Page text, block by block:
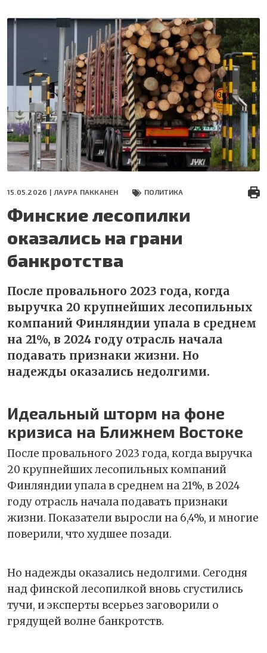
содержанию
15.05.2026 | ЛАУРА ПАККАНЕН ПОЛИТИКА
Финские лесопилки
оказались на грани
банкротства
После провального 2023 года, когда
выручка 20 крупнейших лесопильных
компаний Финляндии упала в среднем
на 21%, в 2024 году отрасль начала
подавать признаки жизни. Но
надежды оказались недолгими.
Идеальный шторм на фоне
кризиса на Ближнем Востоке
После провального 2023 года, когда выручка
20 крупнейших лесопильных компаний
Финляндии упала в среднем на 21%, в 2024
году отрасль начала подавать признаки
жизни. Показатели выросли на 6,4%, и многие
поверили, что худшее позади.
Но надежды оказались недолгими. Сегодня
над финской лесопилкой вновь сгустились
тучи, и эксперты всерьез заговорили о
грядущей волне банкротств.